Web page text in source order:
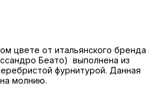
цвете от итальянского бренда
Беато) выполнена из
фурнитурой. Данная
молнию.